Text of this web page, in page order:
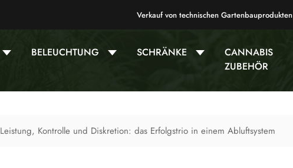
Verkauf von technischen Gartenbauprodukten
BELEUCHTUNG SCHRÄNKE
CANNABIS
ZUBEHÖR
Leistung, Kontrolle und Diskretion: das Erfolgstrio in einem Abluftsystem